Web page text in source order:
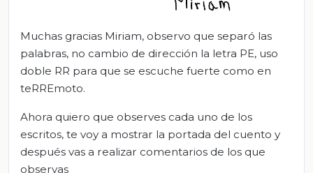
Muchas gracias Miriam, observo que separó las
palabras, no cambio de dirección la letra PE, uso
doble RR para que se escuche fuerte como en
teRREmoto.
Ahora quiero que observes cada uno de los
escritos, te voy a mostrar la portada del cuento y
después vas a realizar comentarios de los que
observas